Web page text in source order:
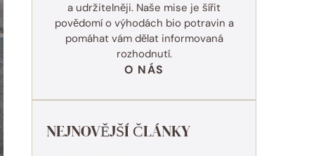
a udržitelněji. Naše mise je šířit
povědomí o výhodách bio potravin a
pomáhat vám dělat informovaná
rozhodnutí.
O NÁS
NEJNOVĚJŠÍ ČLÁNKY